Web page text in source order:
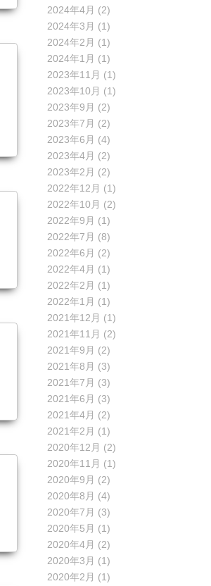
2024年4月 (2)
2024年3月 (1)
2024年2月 (1)
2024年1月 (1)
2023年11月 (1)
2023年10月 (1)
2023年9月 (2)
2023年7月 (2)
2023年6月 (4)
2023年4月 (2)
2023年2月 (2)
2022年12月 (1)
2022年10月 (2)
2022年9月 (1)
2022年7月 (8)
2022年6月 (2)
2022年4月 (1)
2022年2月 (1)
2022年1月 (1)
2021年12月 (1)
2021年11月 (2)
2021年9月 (2)
2021年8月 (3)
2021年7月 (3)
2021年6月 (3)
2021年4月 (2)
2021年2月 (1)
2020年12月 (2)
2020年11月 (1)
2020年9月 (2)
2020年8月 (4)
2020年7月 (3)
2020年5月 (1)
2020年4月 (2)
2020年3月 (1)
2020年2月 (1)